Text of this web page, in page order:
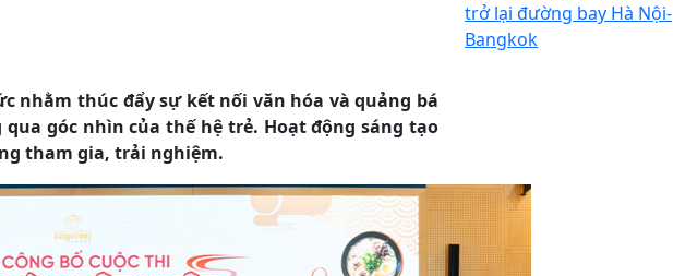
nhằm thúc đẩy sự kết nối văn hóa và quảng bá
góc nhìn của thế hệ trẻ. Hoạt động sáng tạo
tham gia, trải nghiệm.
trở lại đường bay Hà Nội-
Bangkok